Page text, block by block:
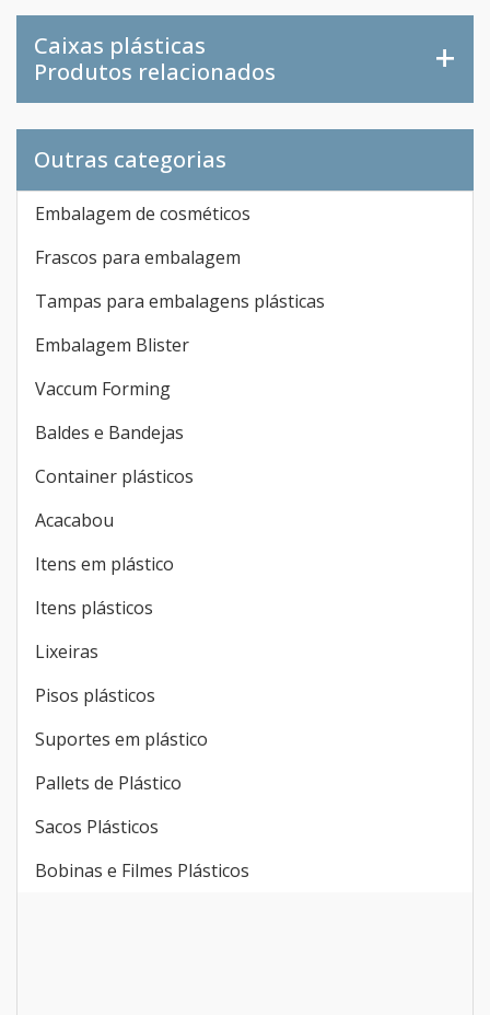
Caixas plásticas
Produtos relacionados
Outras categorias
Embalagem de cosméticos
Frascos para embalagem
Tampas para embalagens plásticas
Embalagem Blister
Vaccum Forming
Baldes e Bandejas
Container plásticos
Acacabou
Itens em plástico
Itens plásticos
Lixeiras
Pisos plásticos
Suportes em plástico
Pallets de Plástico
Sacos Plásticos
Bobinas e Filmes Plásticos